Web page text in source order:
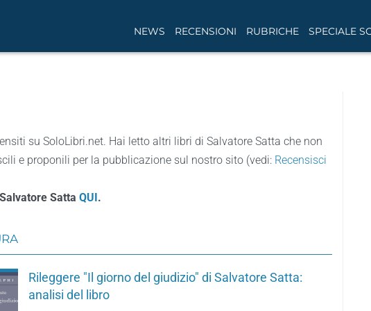
NEWS RECENSIONI RUBRICHE SPECIALE
su SoloLibri.net. Hai letto altri libri di Salvatore Satta che non
e proponili per la pubblicazione sul nostro sito (vedi: Recensisci
Satta QUI.
Rileggere "Il giorno del giudizio" di Salvatore Satta:
analisi del libro